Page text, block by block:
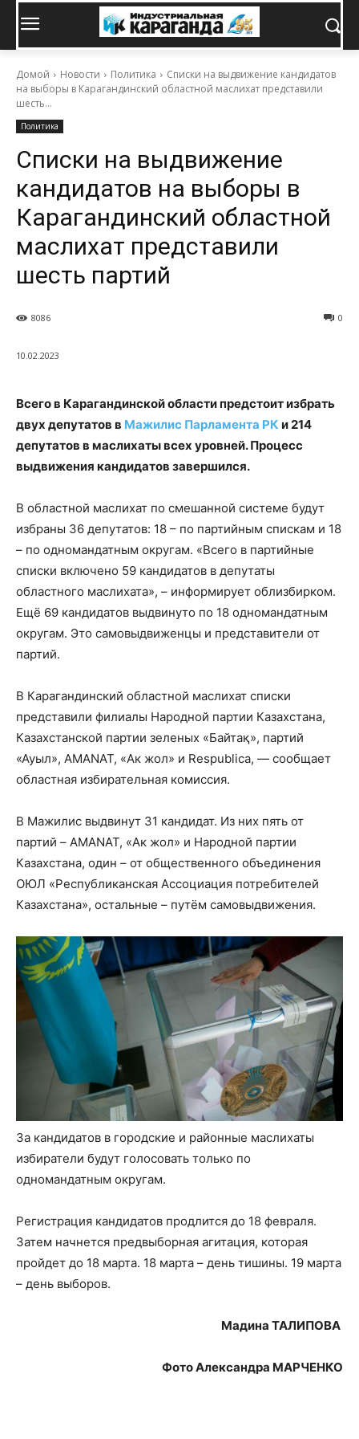
Домой Новости Политика
Списки на выдвижение кандидатов
на выборы в Карагандинский областной маслихат представили
шесть...
Политика
Списки на выдвижение
кандидатов на выборы в
Карагандинский областной
маслихат представили
шесть партий
0
8086
10.02.2023
Всего в Карагандинской области предстоит избрать
двух депутатов в Мажилис Парламента РК и 214
депутатов в маслихаты всех уровней. Процесс
выдвижения кандидатов завершился.
В областной маслихат по смешанной системе будут
избраны 36 депутатов: 18 – по партийным спискам и 18
– по одномандатным округам. «Всего в партийные
списки включено 59 кандидатов в депутаты
областного маслихата», – информирует облизбирком.
Ещё 69 кандидатов выдвинуто по 18 одномандатным
округам. Это самовыдвиженцы и представители от
партий.
В Карагандинский областной маслихат списки
представили филиалы Народной партии Казахстана,
Казахстанской партии зеленых «Байтақ», партий
«Ауыл», AMANAT, «Ак жол» и Respublica, — сообщает
областная избирательная комиссия.
В Мажилис выдвинут 31 кандидат. Из них пять от
партий – AMANAT, «Ак жол» и Народной партии
Казахстана, один – от общественного объединения
ОЮЛ «Республиканская Ассоциация потребителей
Казахстана», остальные – путём самовыдвижения.
За кандидатов в городские и районные маслихаты
избиратели будут голосовать только по
одномандатным округам.
Регистрация кандидатов продлится до 18 февраля.
Затем начнется предвыборная агитация, которая
пройдет до 18 марта. 18 марта – день тишины. 19 марта
– день выборов.
Мадина ТАЛИПОВА
Фото Александра МАРЧЕНКО